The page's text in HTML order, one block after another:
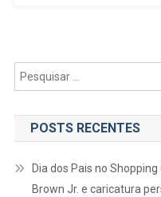
Da
João
POSTS RECENTES
Dia dos Pais no
Brown Jr. e caricatura